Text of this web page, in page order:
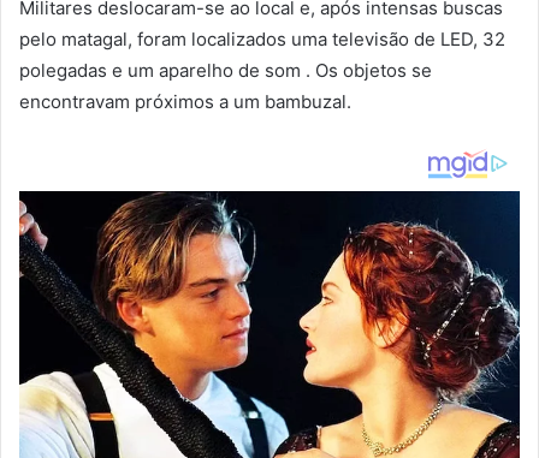
Militares deslocaram-se ao local e, após intensas buscas
pelo matagal, foram localizados uma televisão de LED, 32
polegadas e um aparelho de som . Os objetos se
encontravam próximos a um bambuzal.